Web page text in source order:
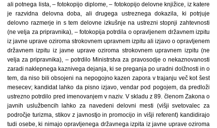
ali potnega lista, – fotokopijo diplome, – fotokopijo delovne knjižice, iz katere
je razvidna delovna doba, ali drugega ustreznega dokazila, ki potrjuje
delovno razmerje in s tem delovne izkušnje na ustrezni stopnji zahtevnosti
(ne velja za pripravnika), – fotokopija potrdila o opravljenem državnem izpitu
iz javne uprave oziroma strokovnem upravnem izpitu ali izjavo o opravljenem
državnem izpitu iz javne uprave oziroma strokovnem upravnem izpitu (ne
velja za pripravnika), – potrdilo Ministrstva za pravosodje o nekaznovanosti
zaradi naklepnega kaznivega dejanja, ki se preganja po uradni dolžnosti in o
tem, da niso bili obsojeni na nepogojno kazen zapora v trajanju več kot šest
mesecev; kandidat lahko da pisno izjavo, vendar pod pogojem, da predloži
ustrezno potrdilo pred imenovanjem v naziv. V skladu z 89. členom Zakona o
javnih uslužbencih lahko za navedeni delovni mesti (višji svetovalec za
področje turizma, stikov z javnostjo in promocijo in višji referent) kandidirajo
tudi osebe, ki nimajo opravljenega državnega izpita iz javne uprave oziroma